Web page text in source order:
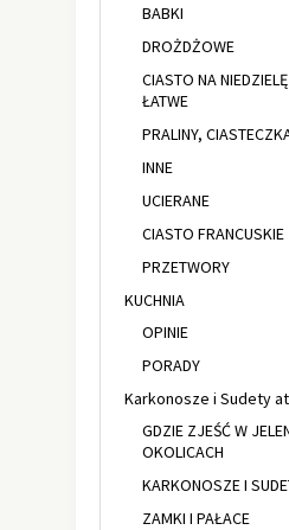
BABKI
DROŻDŻOWE
CIASTO NA
ŁATWE
PRALINY,
INNE
UCIERANE
CIASTO FRANCUSKIE
PRZETWORY
KUCHNIA
OPINIE
PORADY
Karkonosze i Sudety
GDZIE ZJEŚĆ W
OKOLICACH
KARKONOSZE I
ZAMKI I PAŁACE